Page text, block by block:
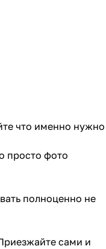
что именно нужно
просто фото
полноценно не
сами и